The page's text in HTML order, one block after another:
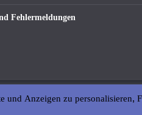
Fehlermeldungen
ka . All rights reserved.
und Anzeigen zu